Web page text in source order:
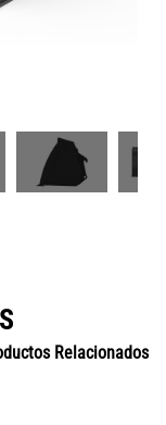
Relacionados